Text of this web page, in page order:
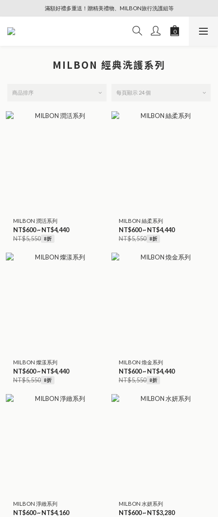
🔥88節專屬奢寵、全館限時優惠【點擊查看】
滿額好禮多重送！贈精美禮物、MILBON旅行洗護組等
🔥88節專屬奢寵、全館限時優惠【點擊查看】
MILBON 經典洗護系列
商品排序 每頁顯示 24 個
MILBON 潤活系列
NT$600 ~ NT$4,440
NT$5,550 8折
MILBON 絲柔系列
NT$600 ~ NT$4,440
NT$5,550 8折
MILBON 燦漾系列
NT$600 ~ NT$4,440
NT$5,550 8折
MILBON 煥金系列
NT$600 ~ NT$4,440
NT$5,550 8折
MILBON 淨緻系列
NT$600 ~ NT$4,160
MILBON 水妍系列
NT$600 ~ NT$3,280